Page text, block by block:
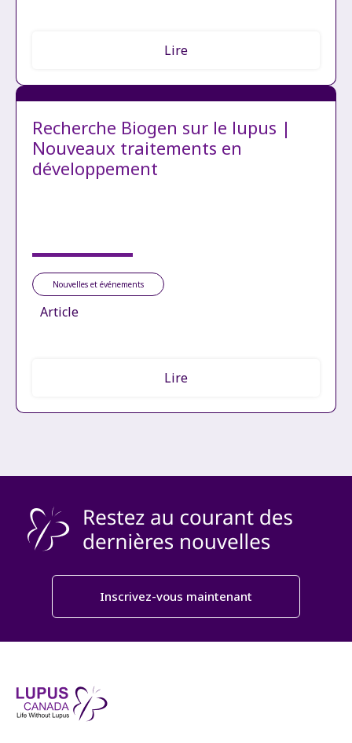
Lire
Recherche Biogen sur le lupus |
Nouveaux traitements en
développement
Nouvelles et événements
Article
Lire
Inscrivez-vous maintenant